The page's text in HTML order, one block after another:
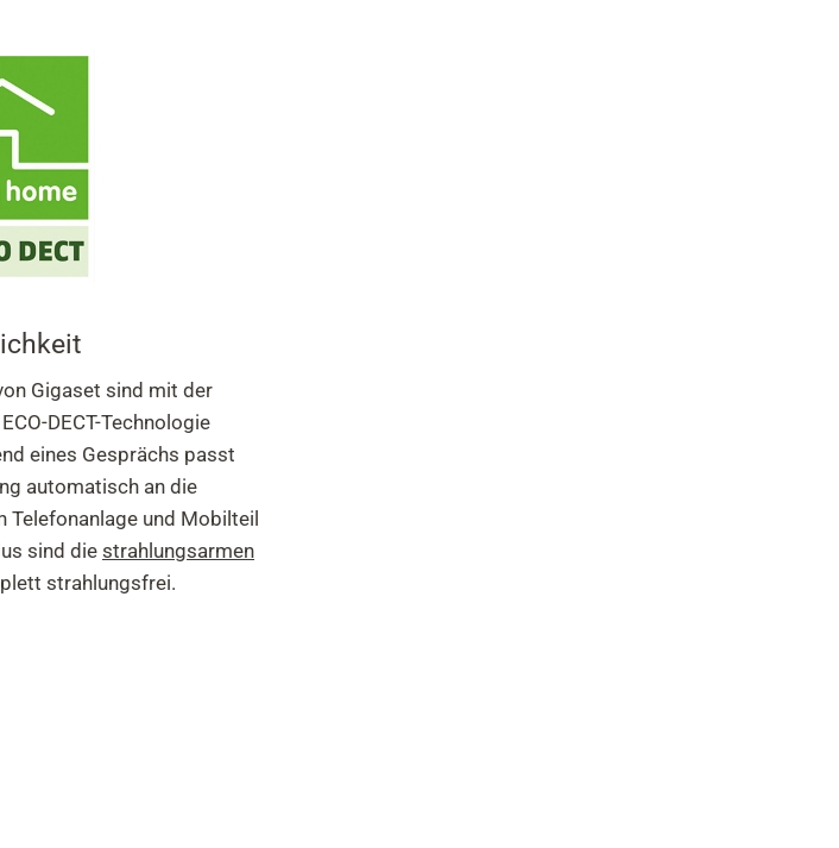
Gigaset sind mit der
DECT-Technologie
eines Gesprächs passt
automatisch an die
Telefonanlage und Mobilteil
sind die strahlungsarmen
strahlungsfrei.